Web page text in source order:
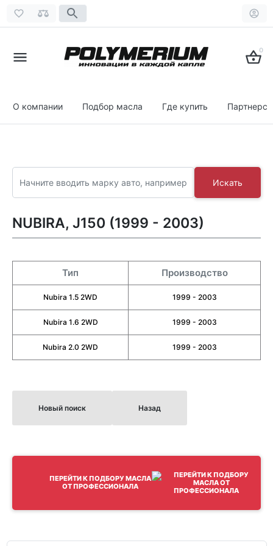
0
О компании Подбор масла Где купить
Искать
NUBIRA, J150 (1999 - 2003)
Тип Производство
Nubira 1.5 2WD 1999 - 2003
Nubira 1.6 2WD 1999 - 2003
Nubira 2.0 2WD 1999 - 2003
Новый поиск Назад
ПЕРЕЙТИ К ПОДБОРУ МАСЛА
ОТ ПРОФЕССИОНАЛА